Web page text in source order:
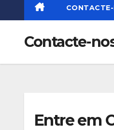
Contacte-
Entre em